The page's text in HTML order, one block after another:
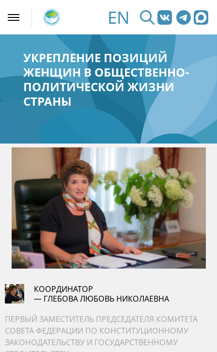
EN
УКРЕПЛЕНИЕ ПОЗИЦИЙ
ЖЕНЩИН В ОБЩЕСТВЕННО-
ПОЛИТИЧЕСКОЙ ЖИЗНИ
СТРАНЫ
КООРДИНАТОР
— ГЛЕБОВА ЛЮБОВЬ НИКОЛАЕВНА
ПЕРВЫЙ ЗАМЕСТИТЕЛЬ ПРЕДСЕДАТЕЛЯ КОМИТЕТА
СОВЕТА ФЕДЕРАЦИИ ПО КОНСТИТУЦИОННОМУ
ЗАКОНОДАТЕЛЬСТВУ И ГОСУДАРСТВЕННОМУ